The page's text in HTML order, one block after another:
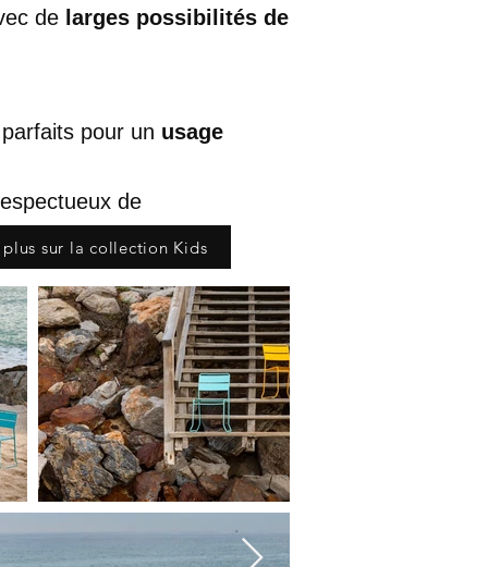
de larges possibilités de
arfaits pour un usage
de
plus sur la collection Kids